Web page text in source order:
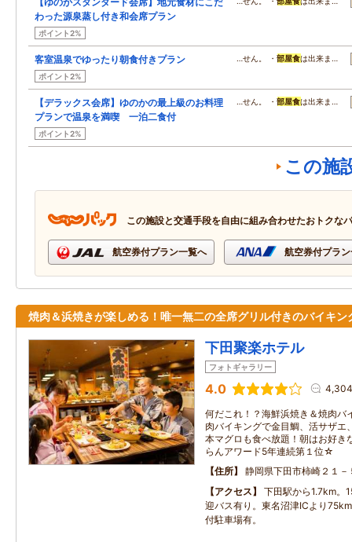
わった源泉蒸し付き和会席プラン
ポイント2%
客室温泉でゆったり朝食付きプラン
ポイント2%
…せん。 ・部屋食は出来ま…
【デラックス会席】ゆのかの最上級のお料理
プランで温泉を満喫 一泊二食付
ポイント2%
…せん。 ・部屋食は出来ま…
この施
この施設と交通手段を自由に組み合わせたおトクな
航空券付プラン一覧へ 航空券付プラ
焼肉＆浜焼きが楽しめる！唯一無二の全席グリル付きのバイキン
下田聚楽ホテル
フォトギャラリー
4.0
何だこれ！？海鮮浜焼き＆焼肉バ
肉バイキングで金目鯛、活サザエ
本マグロも食べ放題！朝はお好
らんアワード5年連続第１位☆
住所
静岡県下田市柿崎２１－
アクセス
下田駅から1.7km。
迎バス有り。東名沼津ICより
付駐車場有。